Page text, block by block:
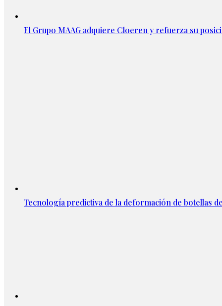
El Grupo MAAG adquiere Cloeren y refuerza su
Tecnología predictiva de la deformación de botellas